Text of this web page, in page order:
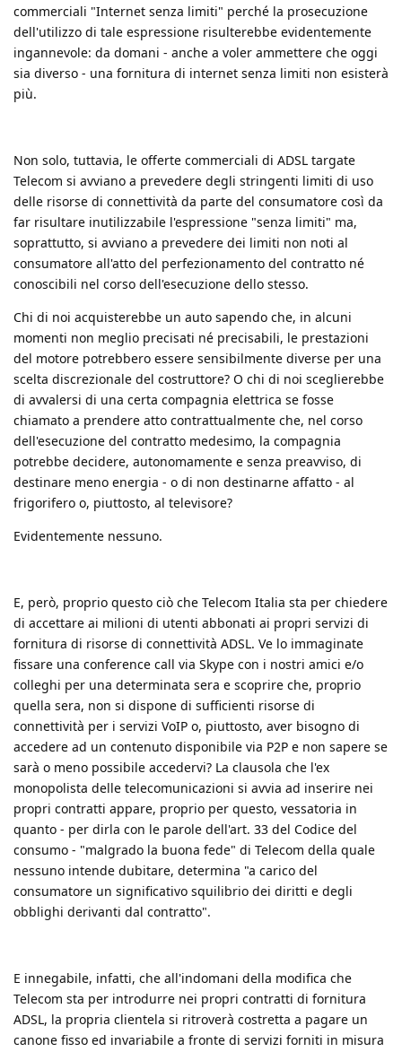
commerciali "Internet senza limiti" perché la prosecuzione
dell'utilizzo di tale espressione risulterebbe evidentemente
ingannevole: da domani - anche a voler ammettere che oggi
sia diverso - una fornitura di internet senza limiti non esisterà
più.
Non solo, tuttavia, le offerte commerciali di ADSL targate
Telecom si avviano a prevedere degli stringenti limiti di uso
delle risorse di connettività da parte del consumatore così da
far risultare inutilizzabile l'espressione "senza limiti" ma,
soprattutto, si avviano a prevedere dei limiti non noti al
consumatore all'atto del perfezionamento del contratto né
conoscibili nel corso dell'esecuzione dello stesso.
Chi di noi acquisterebbe un auto sapendo che, in alcuni
momenti non meglio precisati né precisabili, le prestazioni
del motore potrebbero essere sensibilmente diverse per una
scelta discrezionale del costruttore? O chi di noi sceglierebbe
di avvalersi di una certa compagnia elettrica se fosse
chiamato a prendere atto contrattualmente che, nel corso
dell'esecuzione del contratto medesimo, la compagnia
potrebbe decidere, autonomamente e senza preavviso, di
destinare meno energia - o di non destinarne affatto - al
frigorifero o, piuttosto, al televisore?
Evidentemente nessuno.
E, però, proprio questo ciò che Telecom Italia sta per chiedere
di accettare ai milioni di utenti abbonati ai propri servizi di
fornitura di risorse di connettività ADSL. Ve lo immaginate
fissare una conference call via Skype con i nostri amici e/o
colleghi per una determinata sera e scoprire che, proprio
quella sera, non si dispone di sufficienti risorse di
connettività per i servizi VoIP o, piuttosto, aver bisogno di
accedere ad un contenuto disponibile via P2P e non sapere se
sarà o meno possibile accedervi? La clausola che l'ex
monopolista delle telecomunicazioni si avvia ad inserire nei
propri contratti appare, proprio per questo, vessatoria in
quanto - per dirla con le parole dell'art. 33 del Codice del
consumo - "malgrado la buona fede" di Telecom della quale
nessuno intende dubitare, determina "a carico del
consumatore un significativo squilibrio dei diritti e degli
obblighi derivanti dal contratto".
E innegabile, infatti, che all'indomani della modifica che
Telecom sta per introdurre nei propri contratti di fornitura
ADSL, la propria clientela si ritroverà costretta a pagare un
canone fisso ed invariabile a fronte di servizi forniti in misura